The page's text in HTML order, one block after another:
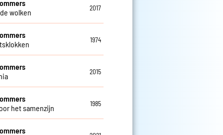
wolken
2017
1974
2015
het samenzijn
1985